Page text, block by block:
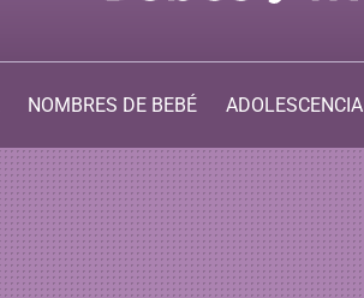
NOMBRES DE BEBÉ ADOLESCENCIA